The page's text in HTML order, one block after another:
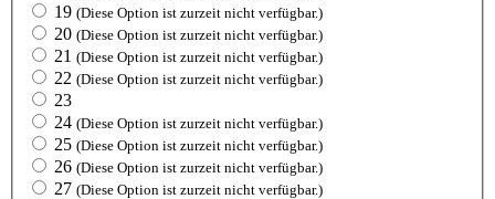
19 (Diese Option ist zurzeit nicht verfügbar.)
20 (Diese Option ist zurzeit nicht verfügbar.)
21 (Diese Option ist zurzeit nicht verfügbar.)
22 (Diese Option ist zurzeit nicht verfügbar.)
23
24 (Diese Option ist zurzeit nicht verfügbar.)
25 (Diese Option ist zurzeit nicht verfügbar.)
26 (Diese Option ist zurzeit nicht verfügbar.)
27 (Diese Option ist zurzeit nicht verfügbar.)